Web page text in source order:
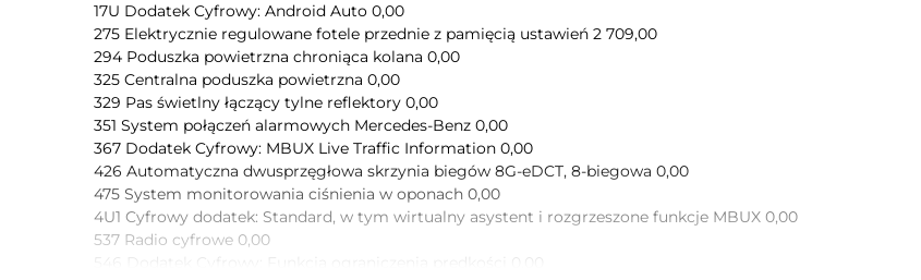
17U Dodatek Cyfrowy: Android Auto 0,00
275 Elektrycznie regulowane fotele przednie z pamięcią ustawień 2 709,00
294 Poduszka powietrzna chroniąca kolana 0,00
325 Centralna poduszka powietrzna 0,00
329 Pas świetlny łączący tylne reflektory 0,00
351 System połączeń alarmowych Mercedes-Benz 0,00
367 Dodatek Cyfrowy: MBUX Live Traffic Information 0,00
426 Automatyczna dwusprzęgłowa skrzynia biegów 8G-eDCT, 8-biegowa 0,00
475 System monitorowania ciśnienia w oponach 0,00
4U1 Cyfrowy dodatek: Standard, w tym wirtualny asystent i rozgrzeszone funkcje MBUX 0,00
537 Radio cyfrowe 0,00